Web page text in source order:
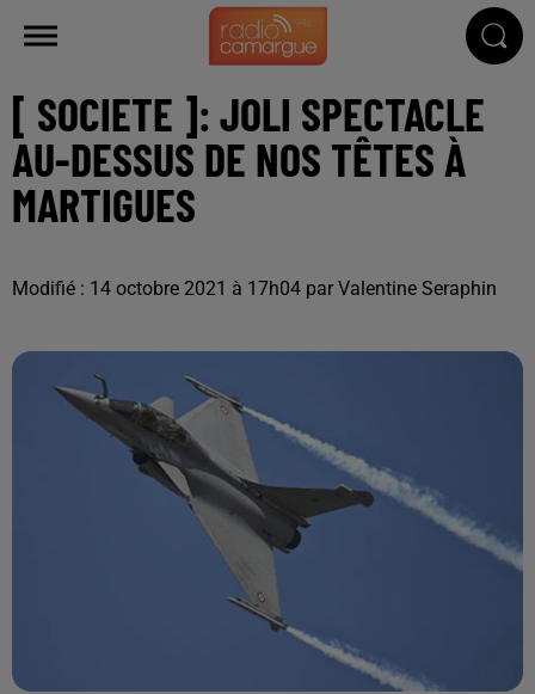
[ SOCIETE ]: JOLI SPECTACLE
AU-DESSUS DE NOS TÊTES À
MARTIGUES
Modifié : 14 octobre 2021 à 17h04 par Valentine Seraphin